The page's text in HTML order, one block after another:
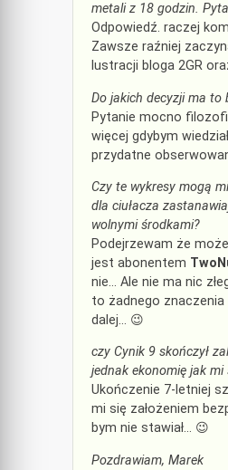
metali z 18 godzin.
Odpowiedź. raczej
Zawsze raźniej
lustracji bloga 2GR
Do jakich decyzji ma to
Pytanie mocno
więcej gdybym
przydatne
Czy te wykresy mogą
dla ciułacza
wolnymi środkami?
Podejrzewam że
jest abonentem
nie… Ale nie ma nic
to żadnego
dalej… 😉
czy Cynik 9 skończył
jednak ekonomię jak mi
Ukończenie 7-letniej
mi się założeniem
bym nie stawiał… 😉
Pozdrawiam, Marek